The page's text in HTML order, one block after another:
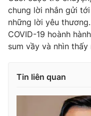
Theo dõi báo trên
Cơ quan chủ quản:
Giấy phép hoạt động
cấp ngày 29/12/2023
chung lời nhắn gửi
những lời yêu
COVID-19 hoành
sum vầy và nhìn
Tin liên quan